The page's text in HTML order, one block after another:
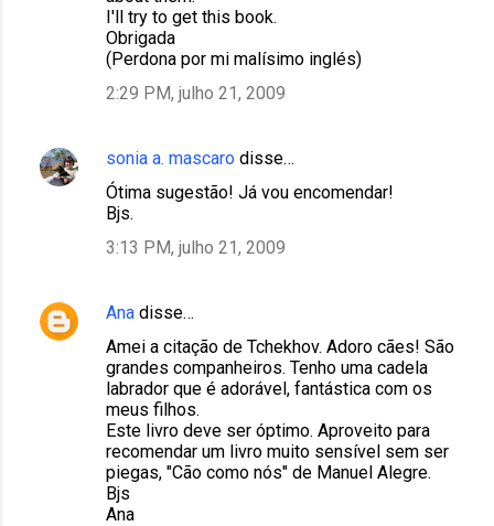
I'll try to get this book.
Obrigada
(Perdona por mi malísimo inglés)
2:29 PM, julho 21, 2009
sonia a. mascaro disse…
Ótima sugestão! Já vou encomendar!
Bjs.
3:13 PM, julho 21, 2009
Ana disse…
Amei a citação de Tchekhov. Adoro cães! São
grandes companheiros. Tenho uma cadela
labrador que é adorável, fantástica com os
meus filhos.
Este livro deve ser óptimo. Aproveito para
recomendar um livro muito sensível sem ser
piegas, "Cão como nós" de Manuel Alegre.
Bjs
Ana